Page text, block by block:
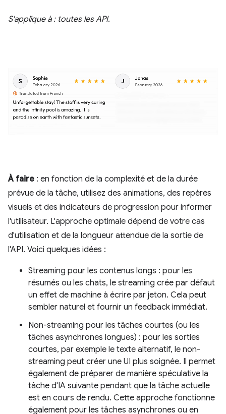
S'applique à : toutes les API.
À faire : en fonction de la complexité et de la durée
prévue de la tâche, utilisez des animations, des repères
visuels et des indicateurs de progression pour informer
l'utilisateur. L'approche optimale dépend de votre cas
d'utilisation et de la longueur attendue de la sortie de
l'API. Voici quelques idées :
Streaming pour les contenus longs : pour les
résumés ou les chats, le streaming crée par défaut
un effet de machine à écrire par jeton. Cela peut
sembler naturel et fournir un feedback immédiat.
Non-streaming pour les tâches courtes (ou les
tâches asynchrones longues) : pour les sorties
courtes, par exemple le texte alternatif, le non-
streaming peut créer une UI plus soignée. Il permet
également de préparer de manière spéculative la
tâche d'IA suivante pendant que la tâche actuelle
est en cours de rendu. Cette approche fonctionne
également pour les tâches asynchrones ou en